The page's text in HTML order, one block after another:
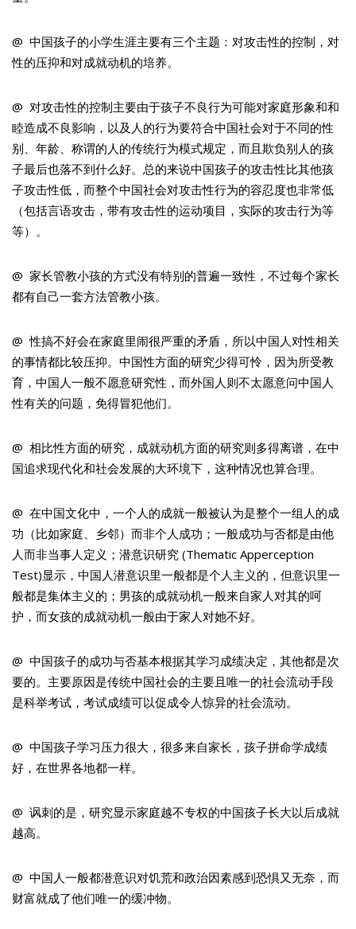
@ 中国孩子的小学生涯主要有三个主题：对攻击性的控制，对
性的压抑和对成就动机的培养。
@ 对攻击性的控制主要由于孩子不良行为可能对家庭形象和和
睦造成不良影响，以及人的行为要符合中国社会对于不同的性
别、年龄、称谓的人的传统行为模式规定，而且欺负别人的孩
子最后也落不到什么好。总的来说中国孩子的攻击性比其他孩
子攻击性低，而整个中国社会对攻击性行为的容忍度也非常低
（包括言语攻击，带有攻击性的运动项目，实际的攻击行为等
等）。
@ 家长管教小孩的方式没有特别的普遍一致性，不过每个家长
都有自己一套方法管教小孩。
@ 性搞不好会在家庭里闹很严重的矛盾，所以中国人对性相关
的事情都比较压抑。中国性方面的研究少得可怜，因为所受教
育，中国人一般不愿意研究性，而外国人则不太愿意问中国人
性有关的问题，免得冒犯他们。
@ 相比性方面的研究，成就动机方面的研究则多得离谱，在中
国追求现代化和社会发展的大环境下，这种情况也算合理。
@ 在中国文化中，一个人的成就一般被认为是整个一组人的成
功（比如家庭、乡邻）而非个人成功；一般成功与否都是由他
人而非当事人定义；潜意识研究 (Thematic Apperception
Test)显示，中国人潜意识里一般都是个人主义的，但意识里一
般都是集体主义的；男孩的成就动机一般来自家人对其的呵
护，而女孩的成就动机一般由于家人对她不好。
@ 中国孩子的成功与否基本根据其学习成绩决定，其他都是次
要的。主要原因是传统中国社会的主要且唯一的社会流动手段
是科举考试，考试成绩可以促成令人惊异的社会流动。
@ 中国孩子学习压力很大，很多来自家长，孩子拼命学成绩
好，在世界各地都一样。
@ 讽刺的是，研究显示家庭越不专权的中国孩子长大以后成就
越高。
@ 中国人一般都潜意识对饥荒和政治因素感到恐惧又无奈，而
财富就成了他们唯一的缓冲物。